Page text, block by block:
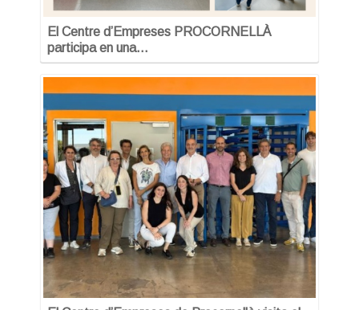
El Centre d’Empreses PROCORNELLÀ
participa en una…